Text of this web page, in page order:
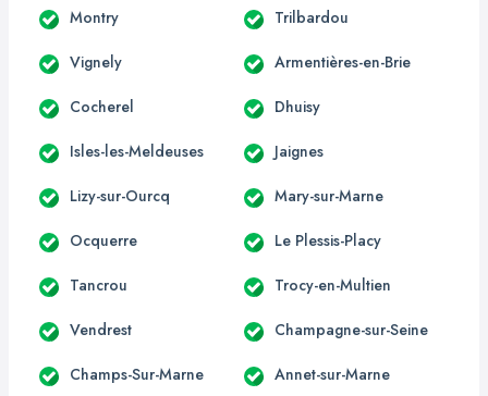
Montry Trilbardou
Vignely Armentières-en-Brie
Cocherel Dhuisy
Isles-les-Meldeuses Jaignes
Lizy-sur-Ourcq Mary-sur-Marne
Ocquerre Le Plessis-Placy
Tancrou Trocy-en-Multien
Vendrest Champagne-sur-Seine
Champs-Sur-Marne Annet-sur-Marne